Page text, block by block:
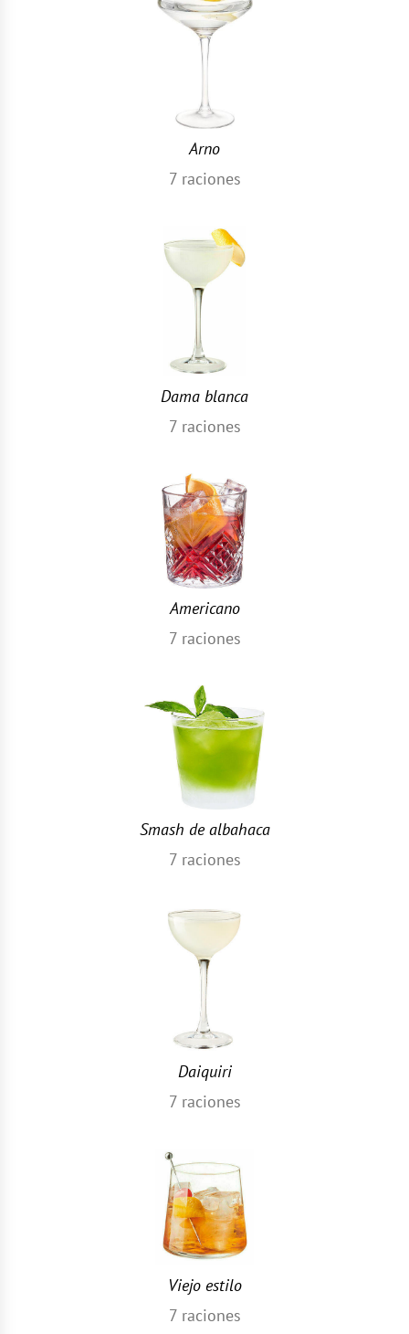
Arno
7raciones
Dama blanca
7raciones
Americano
7raciones
Smash de albahaca
7raciones
Daiquiri
7raciones
Viejo estilo
7raciones